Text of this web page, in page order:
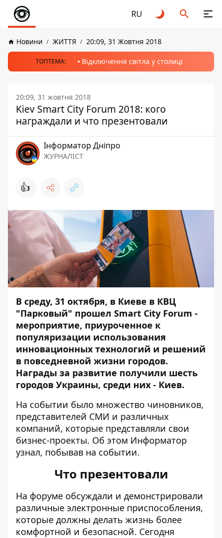
RU
Новини ЖИТТЯ 20:09, 31 Жовтня 2018
ТОПТЕМА: Відключення світла у столиці
20:09, 31 жовтня 2018
Kiev Smart City Forum 2018: кого
награждали и что презентовали
Інформатор Дніпро
ЖУРНАЛІСТ
👍
В среду, 31 октября, в Киеве в КВЦ
"Парковый" прошел Smart City Forum -
мероприятие, приуроченное к
популяризации использования
инновационных технологий и решений
в повседневной жизни городов.
Награды за развитие получили шесть
городов Украины, среди них - Киев.
На событии было множество чиновников,
представителей СМИ и различных
компаний, которые представляли свои
бизнес-проекты. Об этом Информатор
узнал, побывав на событии.
Что презентовали
На форуме обсуждали и демонстрировали
различные электронные приспособления,
которые должны делать жизнь более
комфортной и безопасной. Сегодня